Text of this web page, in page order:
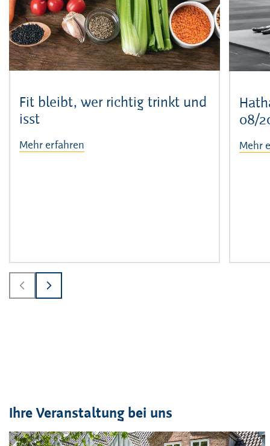
Fit bleibt, wer richtig trinkt und
isst
Mehr erfahren
08/
Mehr
Ihre Veranstaltung bei uns